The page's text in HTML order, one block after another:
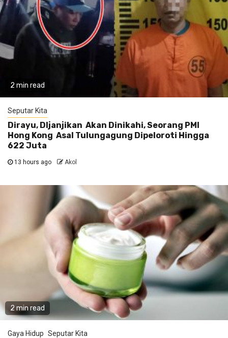
2 min read
Seputar Kita
Dirayu, DIjanjikan Akan Dinikahi, Seorang PMI
Hong Kong Asal Tulungagung Dipeloroti Hingga
622 Juta
13 hours ago Akol
2 min read
Gaya Hidup Seputar Kita